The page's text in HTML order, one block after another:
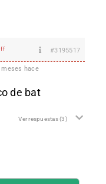
#3195517
meses hace
de bat
Ver respuestas(3)